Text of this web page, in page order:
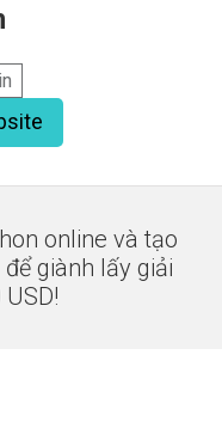
online và tạo
giành lấy giải